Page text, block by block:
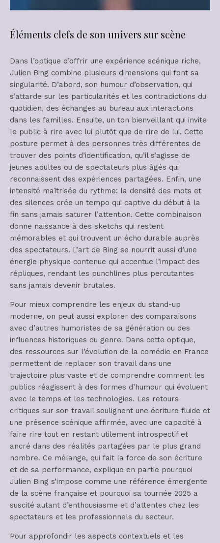
Éléments clefs de son univers sur scène
Dans l’optique d’offrir une expérience scénique riche,
Julien Bing combine plusieurs dimensions qui font sa
singularité. D’abord, son humour d’observation, qui
s’attarde sur les particularités et les contradictions du
quotidien, des échanges au bureau aux interactions
dans les familles. Ensuite, un ton bienveillant qui invite
le public à rire avec lui plutôt que de rire de lui. Cette
posture permet à des personnes très différentes de
trouver des points d’identification, qu’il s’agisse de
jeunes adultes ou de spectateurs plus âgés qui
reconnaissent des expériences partagées. Enfin, une
intensité maîtrisée du rythme: la densité des mots et
des silences crée un tempo qui captive du début à la
fin sans jamais saturer l’attention. Cette combinaison
donne naissance à des sketchs qui restent
mémorables et qui trouvent un écho durable auprès
des spectateurs. L’art de Bing se nourrit aussi d’une
énergie physique contenue qui accentue l’impact des
répliques, rendant les punchlines plus percutantes
sans jamais devenir brutales.
Pour mieux comprendre les enjeux du stand-up
moderne, on peut aussi explorer des comparaisons
avec d’autres humoristes de sa génération ou des
influences historiques du genre. Dans cette optique,
des ressources sur l’évolution de la comédie en France
permettent de replacer son travail dans une
trajectoire plus vaste et de comprendre comment les
publics réagissent à des formes d’humour qui évoluent
avec le temps et les technologies. Les retours
critiques sur son travail soulignent une écriture fluide et
une présence scénique affirmée, avec une capacité à
faire rire tout en restant utilement introspectif et
ancré dans des réalités partagées par le plus grand
nombre. Ce mélange, qui fait la force de son écriture
et de sa performance, explique en partie pourquoi
Julien Bing s’impose comme une référence émergente
de la scène française et pourquoi sa tournée 2025 a
suscité autant d’enthousiasme et d’attentes chez les
spectateurs et les professionnels du secteur.
Pour approfondir les aspects contextuels et les